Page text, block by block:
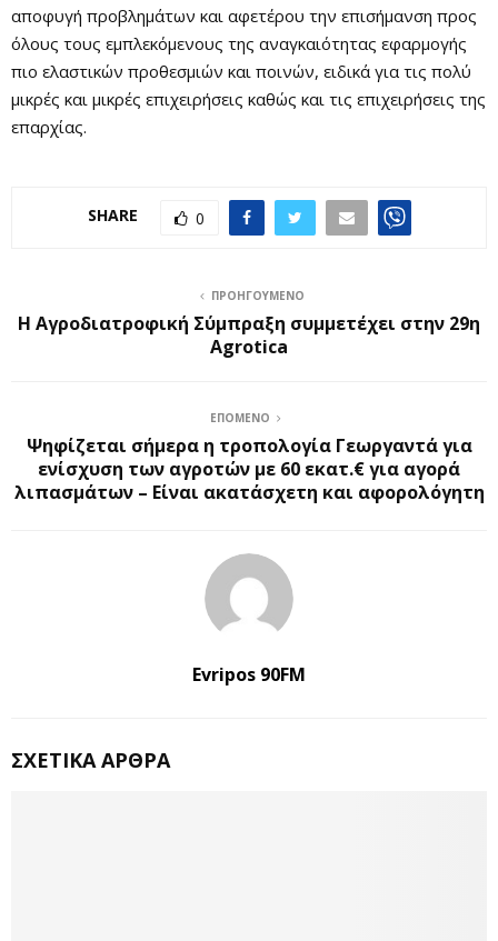
αποφυγή προβλημάτων και αφετέρου την επισήμανση προς
όλους τους εμπλεκόμενους της αναγκαιότητας εφαρμογής
πιο ελαστικών προθεσμιών και ποινών, ειδικά για τις πολύ
μικρές και μικρές επιχειρήσεις καθώς και τις επιχειρήσεις της
επαρχίας.
SHARE 0
ΠΡΟΗΓΟΎΜΕΝΟ
Η Αγροδιατροφική Σύμπραξη συμμετέχει στην 29η
Agrotica
ΕΠΌΜΕΝΟ
Ψηφίζεται σήμερα η τροπολογία Γεωργαντά για
ενίσχυση των αγροτών με 60 εκατ.€ για αγορά
λιπασμάτων – Είναι ακατάσχετη και αφορολόγητη
Evripos 90FM
ΣΧΕΤΙΚΆ ΆΡΘΡΑ